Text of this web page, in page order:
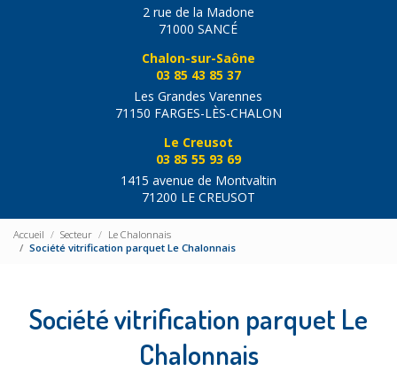
2 rue de la Madone
71000 SANCÉ
Chalon-sur-Saône
03 85 43 85 37
Les Grandes Varennes
71150 FARGES-LÈS-CHALON
Le Creusot
03 85 55 93 69
1415 avenue de Montvaltin
71200 LE CREUSOT
Accueil Secteur
Le Chalonnais
Société vitrification parquet Le Chalonnais
Société vitrification parquet Le
Chalonnais